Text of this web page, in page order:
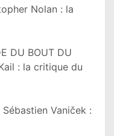
Nolan : la
DU BOUT DU
: la critique du
Sébastien Vaniček :